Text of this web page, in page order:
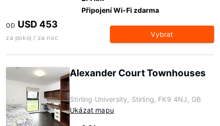
Připojení Wi-Fi zdarma
OD USD 453
za pokoj / za noc Vybrat
Alexander Court Townhouses
Stirling University, Stirling, FK9 4NJ, GB
Ukázat mapu